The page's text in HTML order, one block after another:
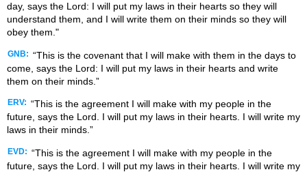
day, says the Lord: I will put my laws in their hearts so they will
understand them, and I will write them on their minds so they will
obey them."
GNB: “This is the covenant that I will make with them in the days to
come, says the Lord: I will put my laws in their hearts and write
them on their minds.”
ERV: “This is the agreement I will make with my people in the
future, says the Lord. I will put my laws in their hearts. I will write my
laws in their minds.”
EVD: “This is the agreement I will make with my people in the
future, says the Lord. I will put my laws in their hearts. I will write my